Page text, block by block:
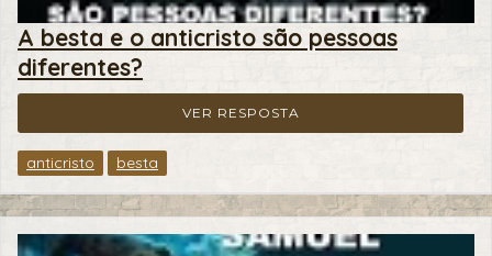
A besta e o anticristo são pessoas
diferentes?
VER RESPOSTA
anticristo besta